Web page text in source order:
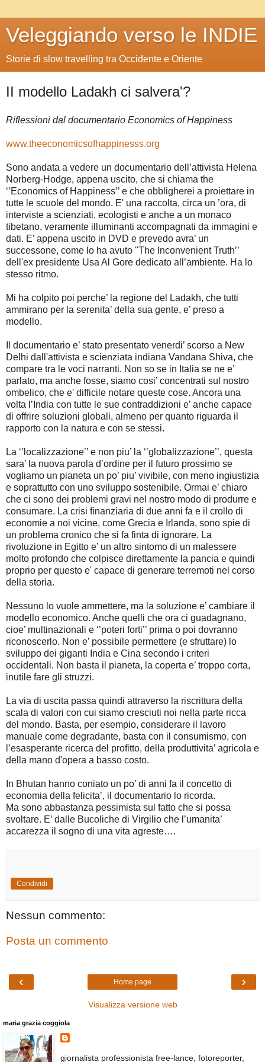
Veleggiando verso le INDIE
Storie di slow travelling tra Occidente e Oriente
II modello Ladakh ci salvera'?
Riflessioni dal documentario Economics of Happiness
www.theeconomicsofhappinesss.org
Sono andata a vedere un documentario dell’attivista Helena
Norberg-Hodge, appena uscito, che si chiama the
‘’Economics of Happiness’’ e che obbligherei a proiettare in
tutte le scuole del mondo. E' una raccolta, circa un ’ora, di
interviste a scienziati, ecologisti e anche a un monaco
tibetano, veramente illuminanti accompagnati da immagini e
dati. E’ appena uscito in DVD e prevedo avra’ un
successone, come lo ha avuto ''The Inconvenient Truth’’
dell'ex presidente Usa Al Gore dedicato all’ambiente. Ha lo
stesso ritmo.
Mi ha colpito poi perche’ la regione del Ladakh, che tutti
ammirano per la serenita’ della sua gente, e’ preso a
modello.
Il documentario e’ stato presentato venerdi’ scorso a New
Delhi dall'attivista e scienziata indiana Vandana Shiva, che
compare tra le voci narranti. Non so se in Italia se ne e’
parlato, ma anche fosse, siamo cosi’ concentrati sul nostro
ombelico, che e' difficile notare queste cose. Ancora una
volta l’India con tutte le sue contraddizioni e’ anche capace
di offrire soluzioni globali, almeno per quanto riguarda il
rapporto con la natura e con se stessi.
La ‘’localizzazione’’ e non piu’ la ‘’globalizzazione’’, questa
sara’ la nuova parola d’ordine per il futuro prossimo se
vogliamo un pianeta un po’ piu’ vivibile, con meno ingiustizia
e soprattutto con uno sviluppo sostenibile. Ormai e’ chiaro
che ci sono dei problemi gravi nel nostro modo di produrre e
consumare. La crisi finanziaria di due anni fa e il crollo di
economie a noi vicine, come Grecia e Irlanda, sono spie di
un problema cronico che si fa finta di ignorare. La
rivoluzione in Egitto e’ un altro sintomo di un malessere
molto profondo che colpisce direttamente la pancia e quindi
proprio per questo e' capace di generare terremoti nel corso
della storia.
Nessuno lo vuole ammettere, ma la soluzione e’ cambiare il
modello economico. Anche quelli che ora ci guadagnano,
cioe’ multinazionali e ‘’poteri forti’’ prima o poi dovranno
riconoscerlo. Non e’ possibile permettere (e sfruttare) lo
sviluppo dei giganti India e Cina secondo i criteri
occidentali. Non basta il pianeta, la coperta e’ troppo corta,
inutile fare gli struzzi.
La via di uscita passa quindi attraverso la riscrittura della
scala di valori con cui siamo cresciuti noi nella parte ricca
del mondo. Basta, per esempio, considerare il lavoro
manuale come degradante, basta con il consumismo, con
l’esasperante ricerca del profitto, della produttivita’ agricola e
della mano d'opera a basso costo.
In Bhutan hanno coniato un po’ di anni fa il concetto di
economia della felicita’, il documentario lo ricorda.
Ma sono abbastanza pessimista sul fatto che si possa
svoltare. E’ dalle Bucoliche di Virgilio che l’umanita’
accarezza il sogno di una vita agreste….
Condividi
Nessun commento:
Posta un commento
‹ ›
Home page
Visualizza versione web
maria grazia coggiola
giornalista professionista free-lance, fotoreporter,